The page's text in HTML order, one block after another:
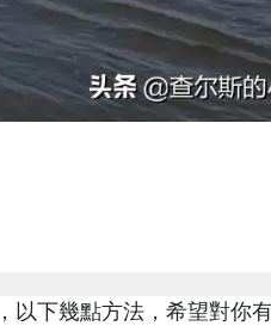
以下幾點方法，希望對你